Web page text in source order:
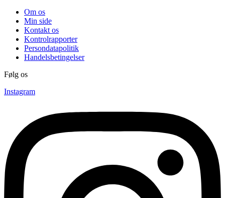
Om os
Min side
Kontakt os
Kontrolrapporter
Persondatapolitik
Handelsbetingelser
Følg os
Instagram